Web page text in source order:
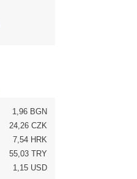
1,96 BGN
24,26 CZK
7,54 HRK
55,03 TRY
1,15 USD